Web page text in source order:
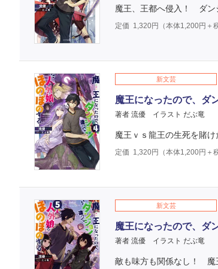
魔王、王都へ侵入！ ダ
定価 1,320円（本体1,200円＋
新文芸
魔王になったので、ダ
著者 流優 イラスト だぶ竜
魔王ｖｓ龍王の生死を賭
定価 1,320円（本体1,200円＋
新文芸
魔王になったので、ダ
著者 流優 イラスト だぶ竜
敵も味方も関係なし！ 魔